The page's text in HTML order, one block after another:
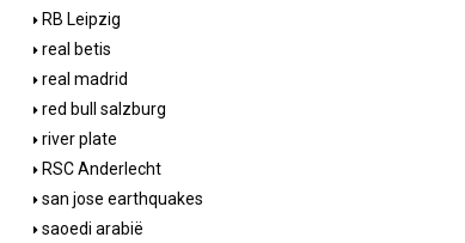
RB Leipzig
real betis
real madrid
red bull salzburg
river plate
RSC Anderlecht
san jose earthquakes
saoedi arabië